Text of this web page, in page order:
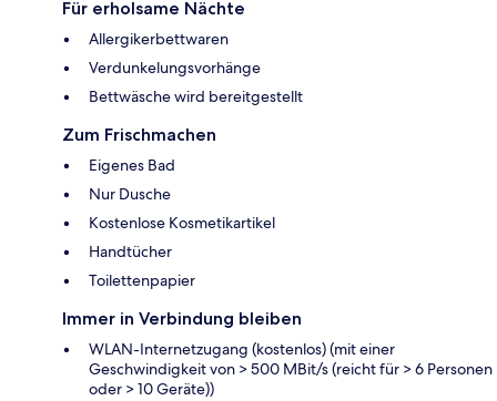
Für erholsame Nächte
Allergikerbettwaren
Verdunkelungsvorhänge
Bettwäsche wird bereitgestellt
Zum Frischmachen
Eigenes Bad
Nur Dusche
Kostenlose Kosmetikartikel
Handtücher
Toilettenpapier
Immer in Verbindung bleiben
WLAN-Internetzugang (kostenlos) (mit einer
Geschwindigkeit von > 500 MBit/s (reicht für > 6 Personen
oder > 10 Geräte))